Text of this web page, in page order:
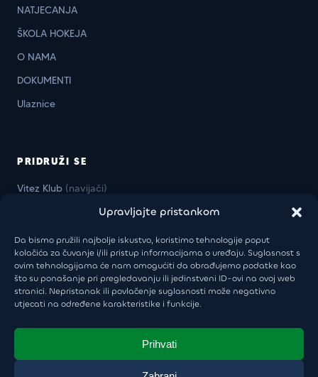
Upravljajte pristankom
Da bismo pružili najbolje iskustvo, koristimo tehnologije poput
kolačića za čuvanje i/ili pristup informacijama o uređaju. Suglasnost s
ovim tehnologijama će nam omogućiti da obrađujemo podatke kao
što su ponašanje pri pregledavanju ili jedinstveni ID-ovi na ovoj web
stranici. Nepristanak ili povlačenje suglasnosti može negativno
utjecati na određene karakteristike i funkcije.
Prihvati
NATJECANJA
ŠKOLA HOKEJA
O NAMA
DOKUMENTI
Ulaznice
PRIDRUŽI SE
Vitez Klub (navijači)
Vitez Business Klub(firme)
KONTAKT
Uprava:+385 98 946 5805
+385 97 6030 999